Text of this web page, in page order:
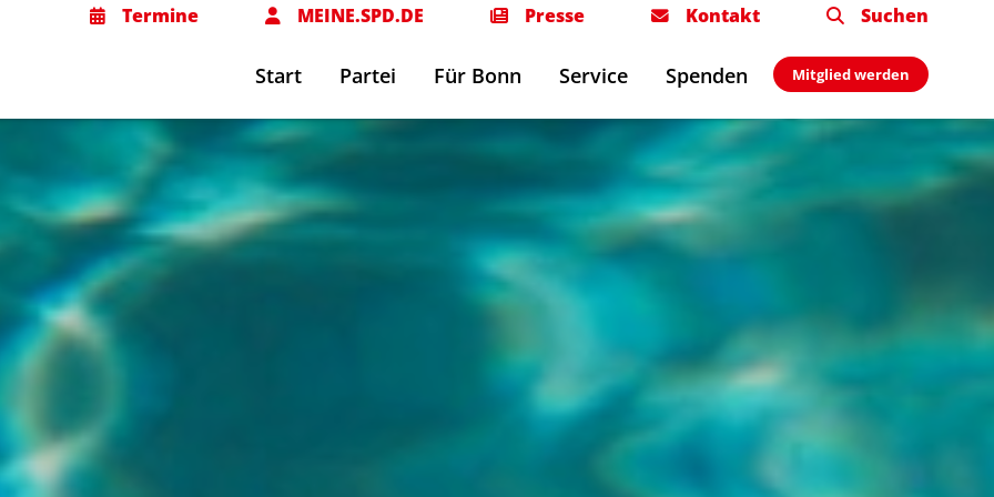
Termine MEINE.SPD.DE Presse Kontakt Suchen
Start Partei Für Bonn Service Spenden Mitglied werden